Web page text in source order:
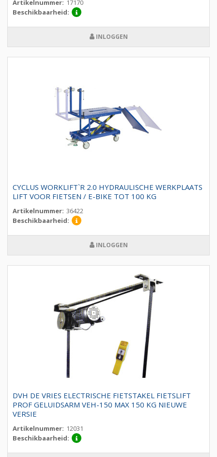
Artikelnummer: 17170
Beschikbaarheid:
INLOGGEN
CYCLUS WORKLIFT`R 2.0 HYDRAULISCHE WERKPLAATS
LIFT VOOR FIETSEN / E-BIKE TOT 100 KG
Artikelnummer: 36422
Beschikbaarheid:
INLOGGEN
DVH DE VRIES ELECTRISCHE FIETSTAKEL FIETSLIFT
PROF GELUIDSARM VEH-150 MAX 150 KG NIEUWE
VERSIE
Artikelnummer: 12031
Beschikbaarheid: